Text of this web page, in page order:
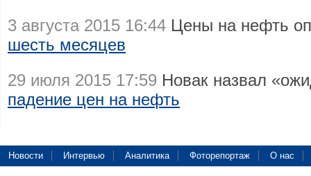
3 августа 2015 16:44 Цены на нефть
шесть месяцев
29 июля 2015 17:59 Новак назвал
падение цен на нефть
Новости Интервью Аналитика Фоторепортаж О нас